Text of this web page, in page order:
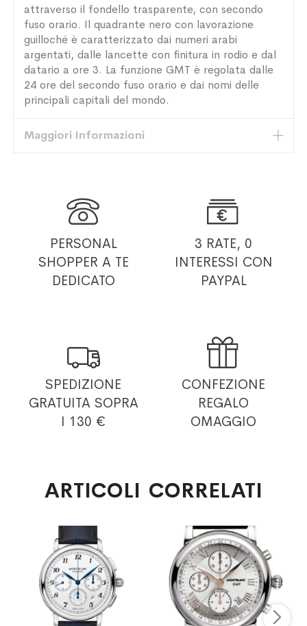
attraverso il fondello trasparente, con secondo
fuso orario. Il quadrante nero con lavorazione
guilloché è caratterizzato dai numeri arabi
argentati, dalle lancette con finitura in rodio e dal
datario a ore 3. La funzione GMT è regolata dalle
24 ore del secondo fuso orario e dai nomi delle
principali capitali del mondo.
Maggiori Informazioni

PERSONAL
SHOPPER A TE
DEDICATO

3 RATE, 0
INTERESSI CON
PAYPAL

SPEDIZIONE
GRATUITA SOPRA
I 130 €

CONFEZIONE
REGALO
OMAGGIO
ARTICOLI CORRELATI